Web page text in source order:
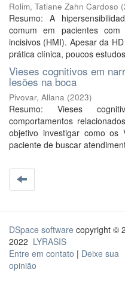
Rolim, Tatiane Zahn Cardoso (
Resumo: A
comum em pacientes
incisivos (HMI). Apesar da
prática clínica, poucos
Vieses cognitivos em
lesões na boca
Pivovar, Allana (2023)
Resumo: Vieses
comportamentos
objetivo investigar como os
paciente de buscar
DSpace software copyright ©
2022 LYRASIS
Entre em contato | Deixe sua
opinião